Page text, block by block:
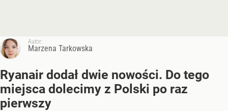
Autor:
Marzena Tarkowska
Ryanair dodał dwie nowości. Do tego
miejsca dolecimy z Polski po raz
pierwszy